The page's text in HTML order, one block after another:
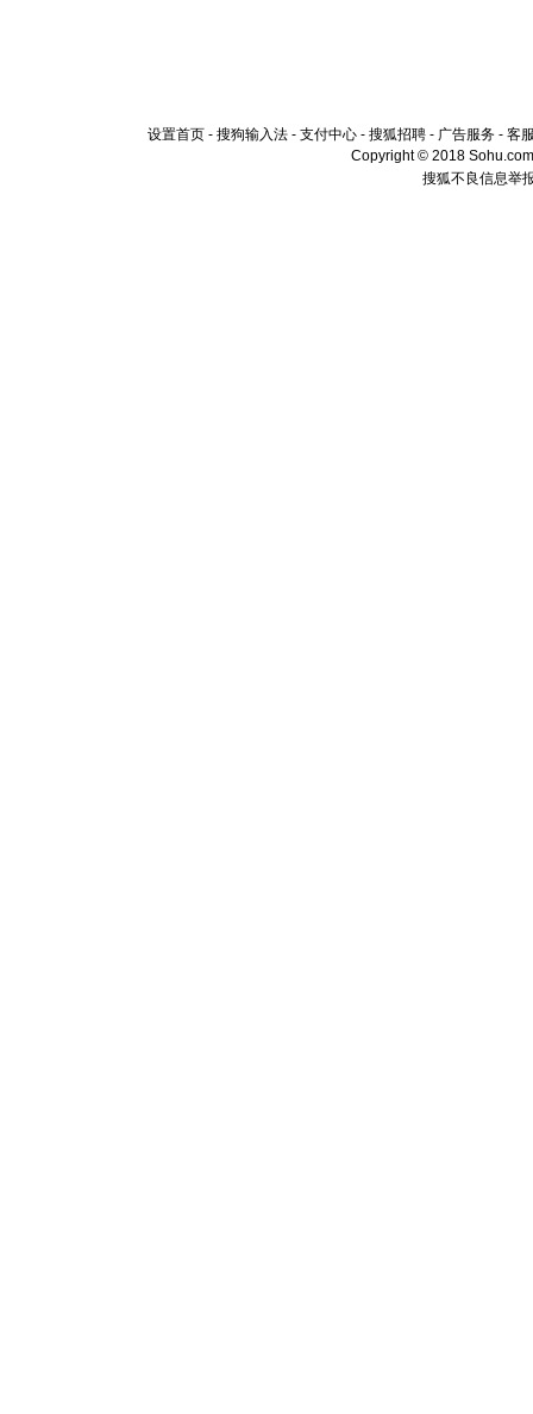
设置首页 - 搜狗输入法 - 支付中心 - 搜狐招聘 - 广告服务 - 客
Copyright © 2018
搜狐不良信息举